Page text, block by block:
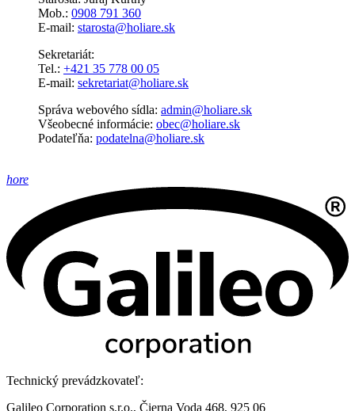
Mob.: 0908 791 360
E-mail: starosta@holiare.sk
Sekretariát:
Tel.: +421 35 778 00 05
E-mail: sekretariat@holiare.sk
Správa webového sídla: admin@holiare.sk
Všeobecné informácie: obec@holiare.sk
Podateľňa: podatelna@holiare.sk
hore
Technický prevádzkovateľ:
Galileo Corporation s.r.o., Čierna Voda 468, 925 06